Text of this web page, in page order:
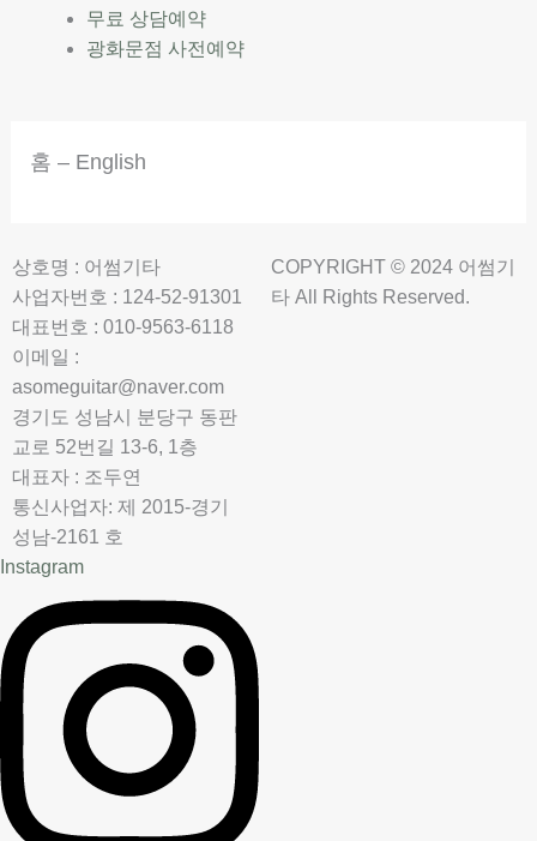
무료 상담예약
광화문점 사전예약
홈 – English
상호명 : 어썸기타
사업자번호 : 124-52-91301
대표번호 : 010-9563-6118
이메일 :
asomeguitar@naver.com
경기도 성남시 분당구 동판
교로 52번길 13-6, 1층
대표자 : 조두연
통신사업자: 제 2015-경기
성남-2161 호
Instagram
COPYRIGHT © 2024 어썸기
타 All Rights Reserved.